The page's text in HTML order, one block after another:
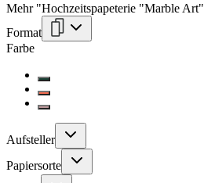
Mehr"Hochzeitspapeterie "Marble Art"
Format
Farbe
Aufsteller
Papiersorte